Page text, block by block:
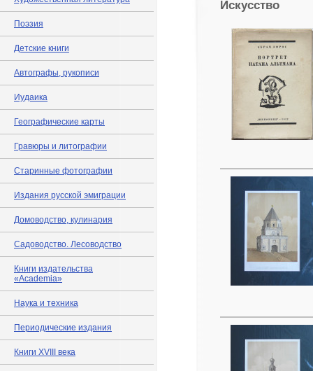
Поэзия
Детские книги
Автографы, рукописи
Иудаика
Географические карты
Гравюры и литографии
Старинные фотографии
Издания русской эмиграции
Домоводство, кулинария
Садоводство. Лесоводство
Книги издательства
«Academia»
Наука и техника
Периодические издания
Книги XVIII века
Искусство